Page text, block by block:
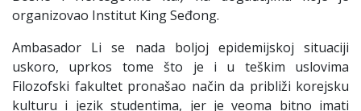
organizovao Institut King Seđong.
Ambasador Li se nada boljoj epidemijskoj situaciji
uskoro, uprkos tome što je i u teškim uslovima
Filozofski fakultet pronašao način da približi korejsku
kulturu i jezik studentima, jer je veoma bitno imati